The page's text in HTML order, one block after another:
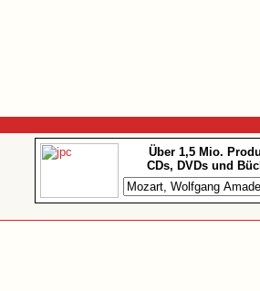
Über 1,5 Mio.
CDs, DVDs und